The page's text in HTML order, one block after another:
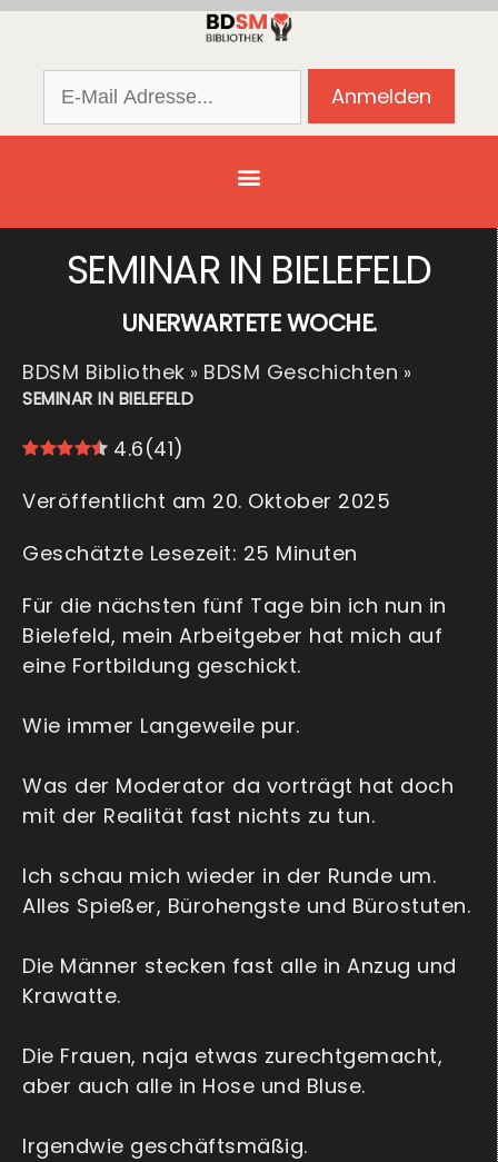
SEMINAR IN BIELEFELD
UNERWARTETE WOCHE.
BDSM Bibliothek » BDSM Geschichten »
SEMINAR IN BIELEFELD
4.6(41)
Veröffentlicht am 20. Oktober 2025
Für die nächsten fünf Tage bin ich nun in
Bielefeld, mein Arbeitgeber hat mich auf
eine Fortbildung geschickt.
Wie immer Langeweile pur.
Was der Moderator da vorträgt hat doch
mit der Realität fast nichts zu tun.
Ich schau mich wieder in der Runde um.
Alles Spießer, Bürohengste und Bürostuten.
Die Männer stecken fast alle in Anzug und
Krawatte.
Die Frauen, naja etwas zurechtgemacht,
aber auch alle in Hose und Bluse.
Irgendwie geschäftsmäßig.